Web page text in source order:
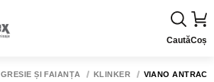
CautăCoș
GRESIE ȘI FAIANȚĂ KLINKER VIANO